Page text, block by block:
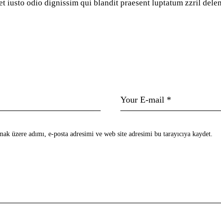
iusto odio dignissim qui blandit praesent luptatum zzril
üzere adımı, e-posta adresimi ve web site adresimi bu tarayıcıya kaydet.